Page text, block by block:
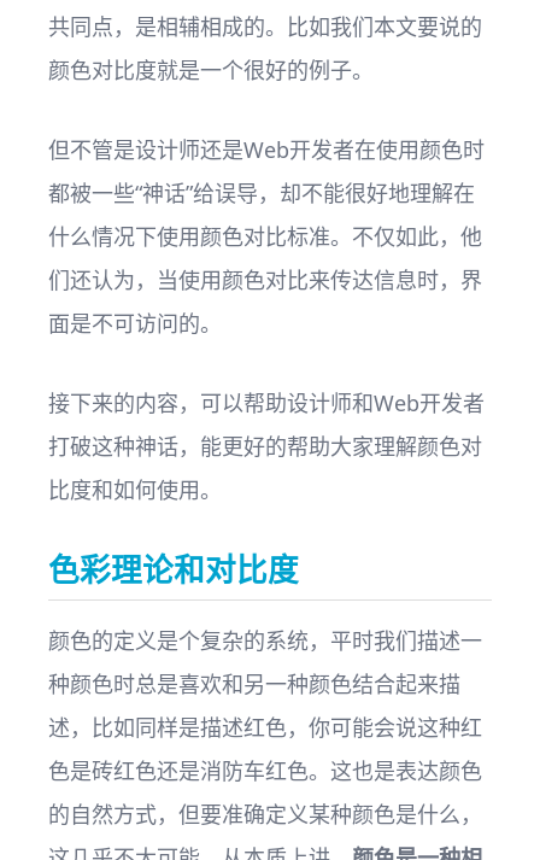
共同点，是相辅相成的。比如我们本文要说的
颜色对比度就是一个很好的例子。
但不管是设计师还是Web开发者在使用颜色时
都被一些“神话”给误导，却不能很好地理解在
什么情况下使用颜色对比标准。不仅如此，他
们还认为，当使用颜色对比来传达信息时，界
面是不可访问的。
接下来的内容，可以帮助设计师和Web开发者
打破这种神话，能更好的帮助大家理解颜色对
比度和如何使用。
色彩理论和对比度
颜色的定义是个复杂的系统，平时我们描述一
种颜色时总是喜欢和另一种颜色结合起来描
述，比如同样是描述红色，你可能会说这种红
色是砖红色还是消防车红色。这也是表达颜色
的自然方式，但要准确定义某种颜色是什么，